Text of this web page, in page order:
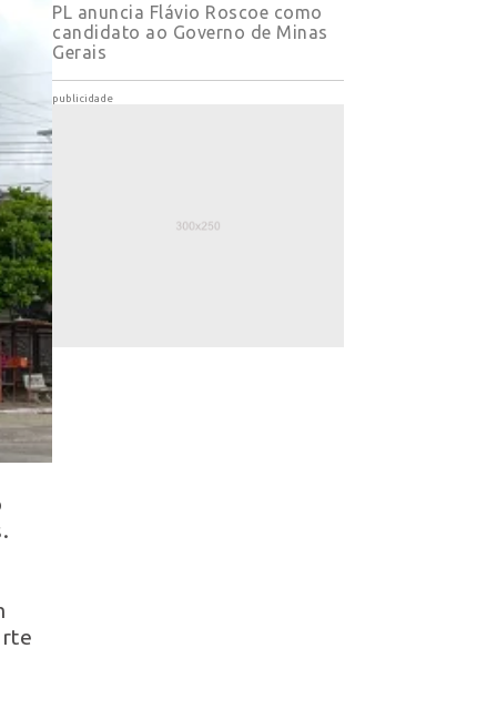
PL anuncia Flávio Roscoe como
candidato ao Governo de Minas
Gerais
publicidade